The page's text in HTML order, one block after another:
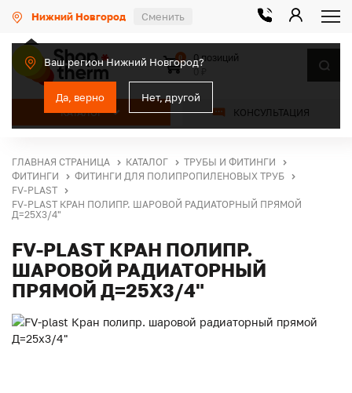
Нижний Новгород Сменить
Ваш регион Нижний Новгород?
Да, верно Нет, другой
КАТАЛОГ КОНСУЛЬТАЦИЯ
0
0 позиций
ГЛАВНАЯ СТРАНИЦА КАТАЛОГ
ТРУБЫ И ФИТИНГИ
ФИТИНГИ
ФИТИНГИ ДЛЯ ПОЛИПРОПИЛЕНОВЫХ ТРУБ
FV-PLAST
FV-PLAST КРАН ПОЛИПР. ШАРОВОЙ РАДИАТОРНЫЙ ПРЯМОЙ
Д=25Х3/4"
FV-PLAST КРАН ПОЛИПР.
ШАРОВОЙ РАДИАТОРНЫЙ
ПРЯМОЙ Д=25Х3/4"